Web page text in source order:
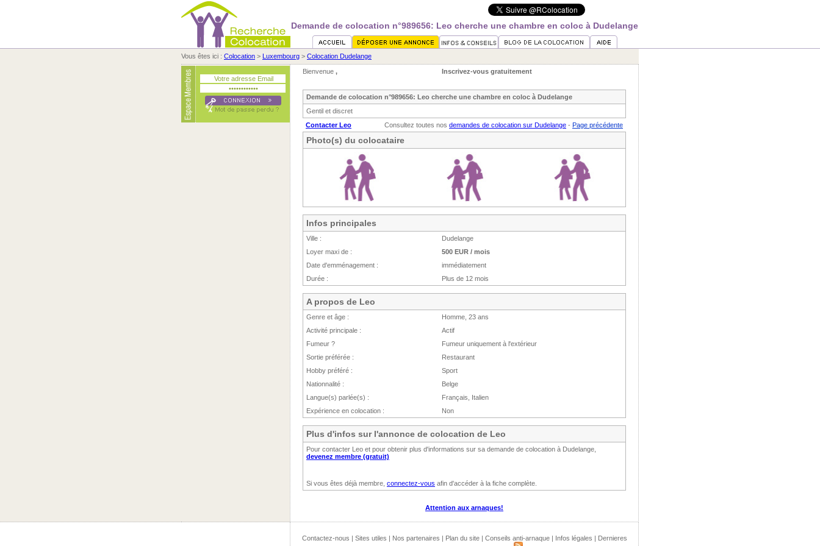
Demande de colocation n°989656: Leo cherche une chambre en coloc à Dudelange
Vous êtes ici : Colocation > Luxembourg > Colocation Dudelange
Bienvenue , Inscrivez-vous gratuitement
Demande de colocation n°989656: Leo cherche une chambre en coloc à Dudelange
Gentil et discret
Contacter Leo
Consultez toutes nos demandes de colocation sur Dudelange - Page précédente
Photo(s) du colocataire
Infos principales
Ville :
Dudelange
Loyer maxi de :
500 EUR / mois
Date d'emménagement :
immédiatement
Durée :
Plus de 12 mois
A propos de Leo
Genre et âge :
Homme, 23 ans
Activité principale :
Actif
Fumeur ?
Fumeur uniquement à l'extérieur
Sortie préférée :
Restaurant
Hobby préféré :
Sport
Nationnalité :
Belge
Langue(s) parlée(s) :
Français, Italien
Expérience en colocation :
Non
Plus d'infos sur l'annonce de colocation de Leo
Pour contacter Leo et pour obtenir plus d'informations sur sa demande de colocation à Dudelange,
devenez membre (gratuit)
Si vous êtes déjà membre, connectez-vous afin d'accéder à la fiche complète.
Attention aux arnaques!
Contactez-nous | Sites utiles | Nos partenaires | Plan du site| Conseils anti-arnaque| Infos légales | Dernieres